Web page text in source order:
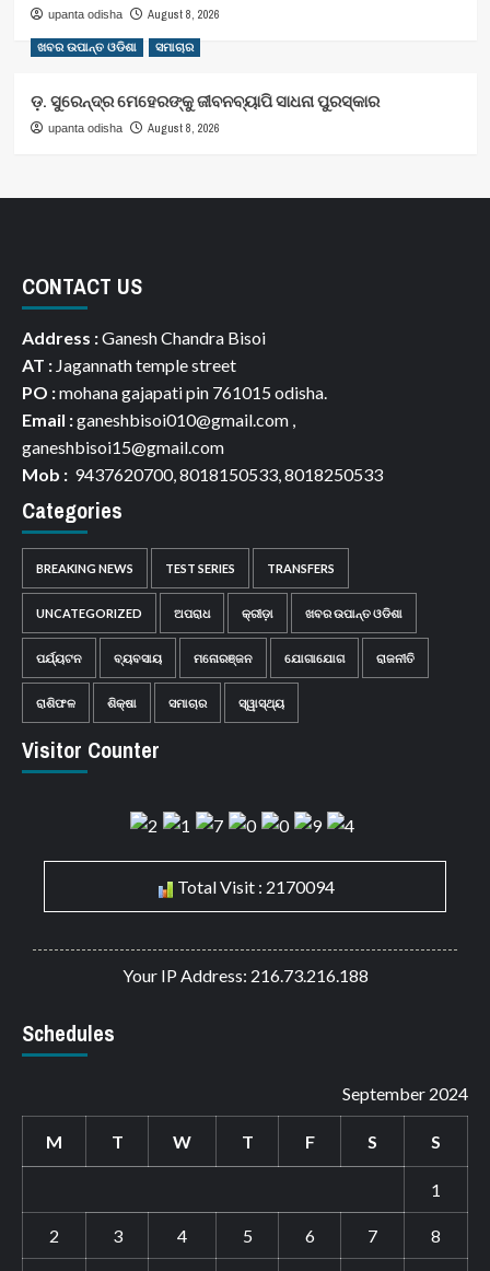
upanta odisha August 8, 2026
ଖବର ଉପାନ୍ତ ଓଡିଶା ସମାଚାର
ଡ଼. ସୁରେନ୍ଦ୍ର ମେହେରଙ୍କୁ ଜୀବନବ୍ୟାପି ସାଧନା ପୁରସ୍କାର
upanta odisha August 8, 2026
CONTACT US
Address :Ganesh Chandra Bisoi
AT : Jagannath temple street
PO :mohana gajapati pin 761015 odisha.
Email :ganeshbisoi010@gmail.com ,
ganeshbisoi15@gmail.com
Mob : 9437620700, 8018150533, 8018250533
Categories
BREAKING NEWS TEST SERIES TRANSFERS
UNCATEGORIZED ଅପରାଧ କ୍ରୀଡ଼ା ଖବର ଉପାନ୍ତ ଓଡିଶା
ପର୍ଯ୍ୟଟନ ବ୍ୟବସାୟ ମନୋରଞ୍ଜନ ଯୋଗାଯୋଗ ରାଜନୀତି
ରାଶିଫଳ ଶିକ୍ଷା ସମାଚାର ସ୍ୱାସ୍ଥ୍ୟ
Visitor Counter
Total Visit : 2170094
Your IP Address: 216.73.216.188
Schedules
September 2024
M T W T F S S
1
2 3 4 5 6 7 8